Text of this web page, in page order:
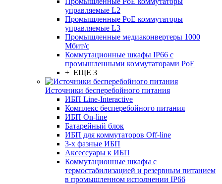
управляемые L2
Промышленные PoE коммутаторы
управляемые L3
Промышленные медиаконвертеры 1000
Мбит/с
Коммутационные шкафы IP66 c
промышленными коммутаторами PoE
+ ЕЩЕ 3
Источники бесперебойного питания
ИБП Line-Interactive
Комплекс бесперебойного питания
ИБП On-line
Батарейный блок
ИБП для коммутаторов Off-line
3-х фазные ИБП
Аксессуары к ИБП
Коммутационные шкафы с
термостабилизацией и резервным питанием
в промышленном исполнении IP66